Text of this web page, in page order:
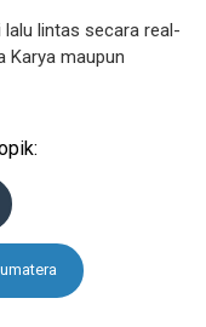
lintas secara real-
Karya maupun